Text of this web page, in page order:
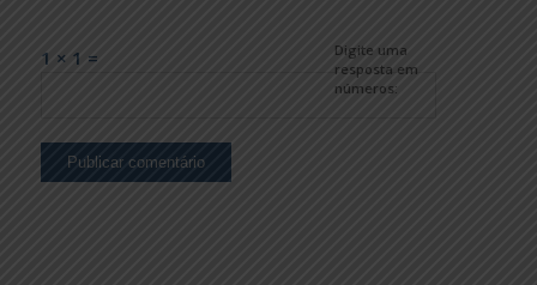
Digite uma
resposta em
números:
1 × 1 =